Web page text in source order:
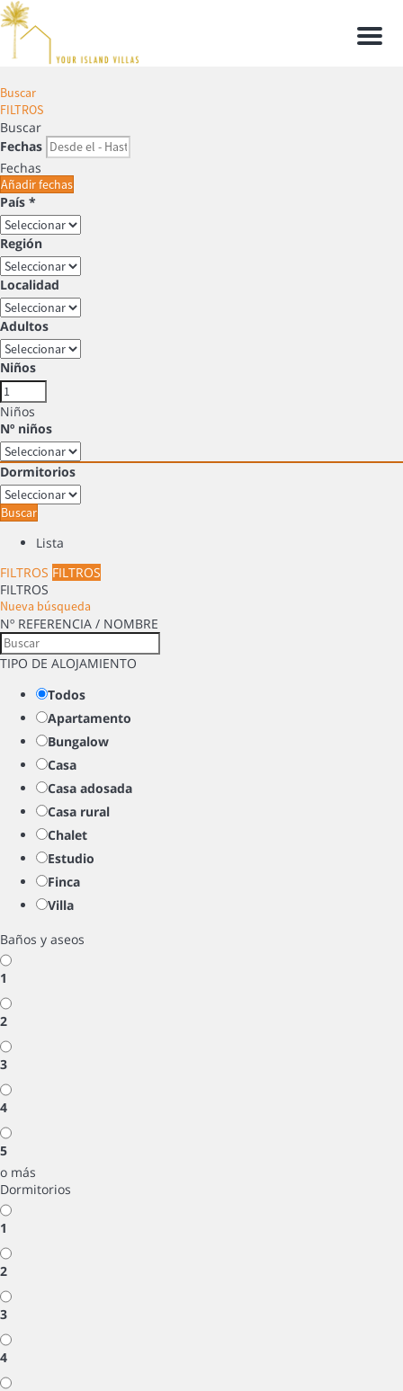
Menu
Buscar
FILTROS
Buscar
Fechas
Fechas
Añadir fechas
País *
Región
Localidad
Adultos
Niños
Niños
Nº niños
Dormitorios
Buscar
Lista
FILTROS FILTROS
FILTROS
Nueva búsqueda
Nº REFERENCIA / NOMBRE
TIPO DE ALOJAMIENTO
Todos
Apartamento
Bungalow
Casa
Casa adosada
Casa rural
Chalet
Estudio
Finca
Villa
Baños y aseos
1
2
3
4
5
o más
Dormitorios
1
2
3
4